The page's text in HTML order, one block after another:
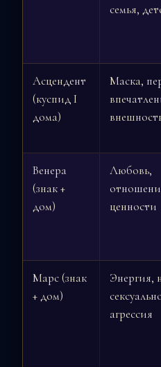
семья,
Асцендент
(куспид I
дома)
Маска,
Венера
(знак +
дом)
Любовь,
ценности
Марс (знак
+ дом)
Энергия,
агрессия